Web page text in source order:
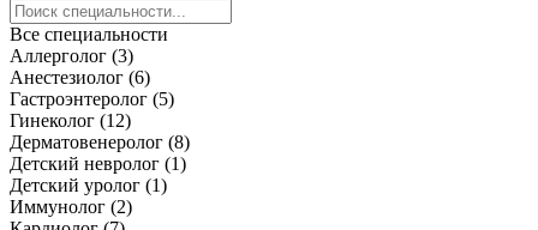
Все специальности
Аллерголог (3)
Анестезиолог (6)
Гастроэнтеролог (5)
Гинеколог (12)
Дерматовенеролог (8)
Детский невролог (1)
Детский уролог (1)
Иммунолог (2)